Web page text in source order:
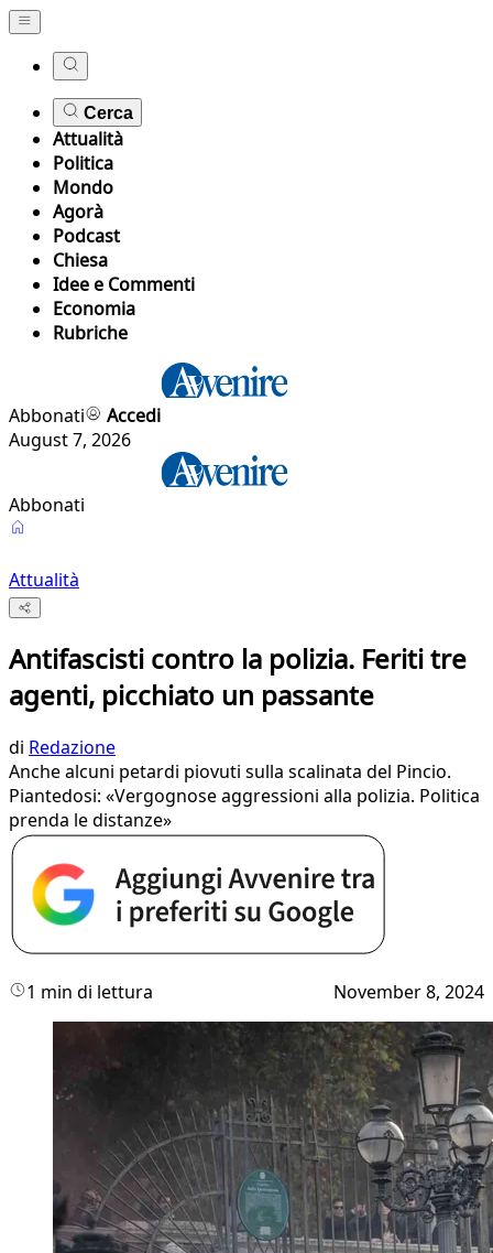
Cerca
Attualità
Politica
Mondo
Agorà
Podcast
Chiesa
Idee e Commenti
Economia
Rubriche
Abbonati
Accedi
August 7, 2026
Abbonati
Attualità
Antifascisti contro la polizia. Feriti tre
agenti, picchiato un passante
di Redazione
Anche alcuni petardi piovuti sulla scalinata del Pincio.
Piantedosi: «Vergognose aggressioni alla polizia. Politica
prenda le distanze»
1 min di lettura November 8, 2024